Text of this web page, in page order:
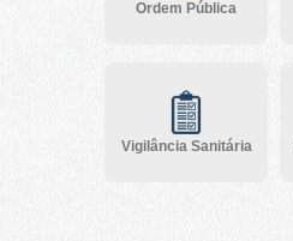
Ordem Pública
Vigilância Sanitária